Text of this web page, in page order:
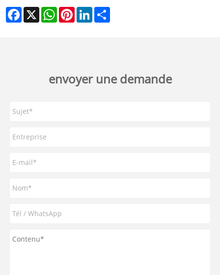
Facebook
X WhatsAppPinterestLinkedIn
envoyer une demande